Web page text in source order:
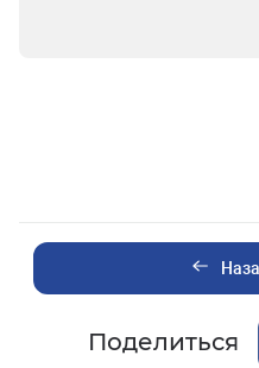
Поделиться